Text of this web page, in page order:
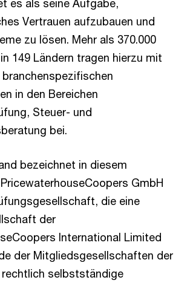
es als seine Aufgabe,
Vertrauen aufzubauen und
zu lösen. Mehr als 370.000
149 Ländern tragen hierzu mit
in den Bereichen
Steuer- und
bei.
bezeichnet in diesem
GmbH
die eine
der
International Limited
der Mitgliedsgesellschaften der
rechtlich selbstständige